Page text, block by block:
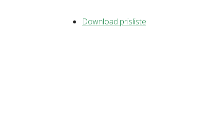
Download prisliste